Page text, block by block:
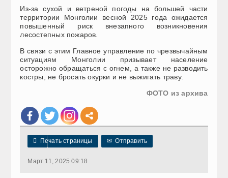
Из-за сухой и ветреной погоды на большей части
территории Монголии весной 2025 года ожидается
повышенный риск внезапного возникновения
лесостепных пожаров.
В связи с этим Главное управление по чрезвычайным
ситуациям Монголии призывает население
осторожно обращаться с огнем, а также не разводить
костры, не бросать окурки и не выжигать траву.
ФОТО из архива
 Печать страницы ✉ Отправить
Март 11, 2025 09:18